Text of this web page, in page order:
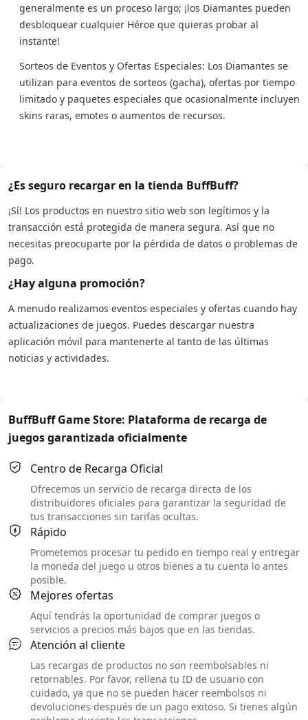
generalmente es un proceso largo; ¡los Diamantes pueden
desbloquear cualquier Héroe que quieras probar al
instante!
Sorteos de Eventos y Ofertas Especiales: Los Diamantes se
utilizan para eventos de sorteos (gacha), ofertas por tiempo
limitado y paquetes especiales que ocasionalmente incluyen
skins raras, emotes o aumentos de recursos.
¿Es seguro recargar en la tienda BuffBuff?
¡Sí! Los productos en nuestro sitio web son legítimos y la
transacción está protegida de manera segura. Así que no
necesitas preocuparte por la pérdida de datos o problemas de
pago.
¿Hay alguna promoción?
A menudo realizamos eventos especiales y ofertas cuando hay
actualizaciones de juegos. Puedes descargar nuestra
aplicación móvil para mantenerte al tanto de las últimas
noticias y actividades.
BuffBuff Game Store: Plataforma de recarga de
juegos garantizada oficialmente
Centro de Recarga Oficial
Ofrecemos un servicio de recarga directa de los
distribuidores oficiales para garantizar la seguridad de
tus transacciones sin tarifas ocultas.
Rápido
Prometemos procesar tu pedido en tiempo real y entregar
la moneda del juego u otros bienes a tu cuenta lo antes
posible.
Mejores ofertas
Aquí tendrás la oportunidad de comprar juegos o
servicios a precios más bajos que en las tiendas.
Atención al cliente
Las recargas de productos no son reembolsables ni
retornables. Por favor, rellena tu ID de usuario con
cuidado, ya que no se pueden hacer reembolsos ni
devoluciones después de un pago exitoso. Si tienes algún